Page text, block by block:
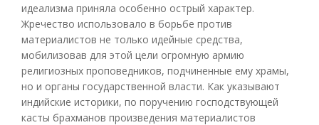
идеализма приняла особенно острый характер.
Жречество использовало в борьбе против
материалистов не только идейные средства,
мобилизовав для этой цели огромную армию
религиозных проповедников, подчиненные ему храмы,
но и органы государственной власти. Как указывают
индийские историки, по поручению господствующей
касты брахманов произведения материалистов